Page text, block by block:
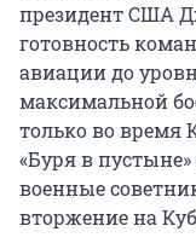
президент США
готовность
авиации до
максимальной
только во время
«Буря в пустыне»
военные
вторжение на